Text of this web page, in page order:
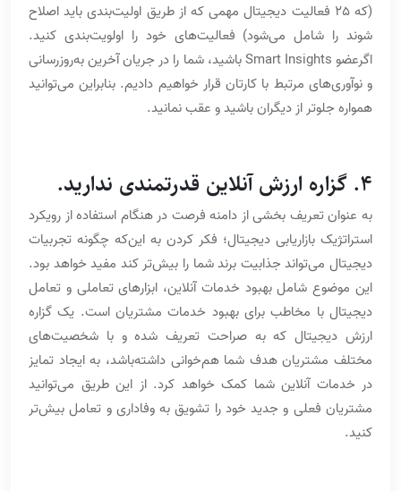
(که 25 فعالیت دیجیتال مهمی که از طریق اولیت‌بندی باید اصلاح
شوند را شامل می‌شود) فعالیت‌های خود را اولویت‌بندی کنید.
اگرعضو Smart Insights باشید، شما را در جریان آخرین به‌روز‌رسانی
و نوآوری‌های مرتبط با کارتان قرار خواهیم دادیم. بنابراین می‌توانید
همواره جلو‌تر از دیگران باشید و عقب نمانید.
4. گزاره ارزش آنلاین قدرتمندی ندارید.
به عنوان تعریف بخشی از دامنه فرصت در هنگام استفاده از رویکرد
استراتژیک بازاریابی دیجیتال؛ فکر کردن به این‌‌که چگونه تجربیات
دیجیتال می‌تواند جذابیت برند شما را بیش‌تر کند مفید خواهد بود.
این موضوع شامل بهبود خدمات آنلاین، ابزارهای تعاملی و تعامل
دیجیتال با مخاطب برای بهبود خدمات مشتریان است. یک گزاره
ارزش دیجیتال که به صراحت تعریف شده و با شخصیت‌های
مختلف مشتریان هدف شما هم‌خوانی داشته‌باشد، به ایجاد تمایز
در خدمات آنلاین شما کمک خواهد کرد. از این طریق می‌توانید
مشتریان فعلی و جدید خود را تشویق به وفاداری و تعامل بیش‌تر
کنید.